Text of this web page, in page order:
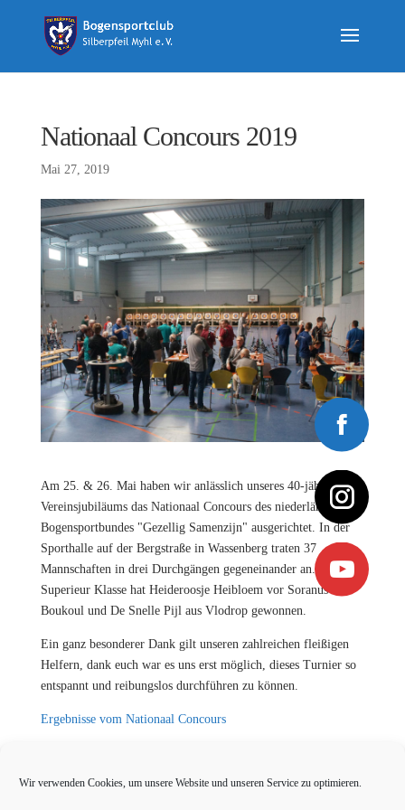
Wir verwenden Cookies, um unsere Website und unseren Service zu optimieren.
Nationaal Concours 2019
Mai 27, 2019
Am 25. & 26. Mai haben wir anlässlich unseres 40-jährigen
Vereinsjubiläums das Nationaal Concours des niederländischen
Bogensportbundes "Gezellig Samenzijn" ausgerichtet. In der
Sporthalle auf der Bergstraße in Wassenberg traten 37
Mannschaften in drei Durchgängen gegeneinander an. In der
Superieur Klasse hat Heideroosje Heibloem vor Soranus
Boukoul und De Snelle Pijl aus Vlodrop gewonnen.
Ein ganz besonderer Dank gilt unseren zahlreichen fleißigen
Helfern, dank euch war es uns erst möglich, dieses Turnier so
entspannt und reibungslos durchführen zu können.
Ergebnisse vom Nationaal Concours